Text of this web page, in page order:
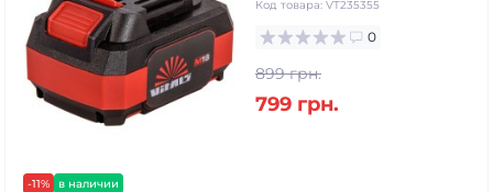
-11% в наличии
Код товара: VT235355
0
899 грн.
799 грн.